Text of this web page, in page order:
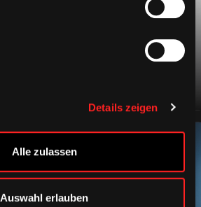
Details zeigen
Alle zulassen
Auswahl erlauben